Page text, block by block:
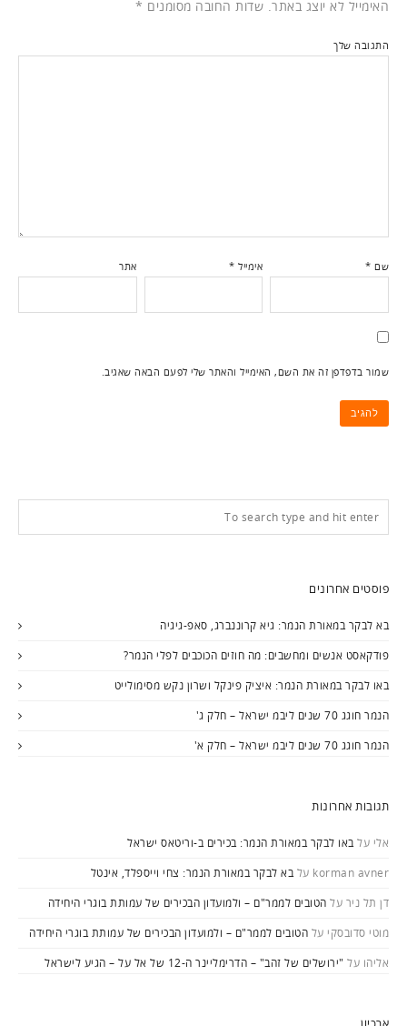
האימייל לא יוצג באתר. שדות החובה מסומנים *
התגובה שלך
שם * אימייל * אתר
שמור בדפדפן זה את השם, האימייל והאתר שלי לפעם הבאה שאגיב.
פוסטים אחרונים
בא לבקר במאורת הנמר: גיא קרוננברג, סאפ-גיגיה
פודקאסט אנשים ומחשבים: מה חוזים הכוכבים לפלי הנמר?
באו לבקר במאורת הנמר: איציק פינקל ושרון נקש מסימולייט
הנמר חוגג 70 שנים ליבמ ישראל – חלק ג'
הנמר חוגג 70 שנים ליבמ ישראל – חלק א'
תגובות אחרונות
אלי עלבאו לבקר במאורת הנמר: בכירים ב-וריטאס ישראל
korman avner עלבא לבקר במאורת הנמר: צחי וייספלד, אינטל
דן תל ניר על הטובים לממר"ם – ולמועדון הבכירים של עמותת בוגרי היחידה
מוטי סדובסקי על הטובים לממר"ם – ולמועדון הבכירים של עמותת בוגרי היחידה
אליהו על "ירושלים של זהב" – הדרימליינר ה-12 של אל על – הגיע לישראל